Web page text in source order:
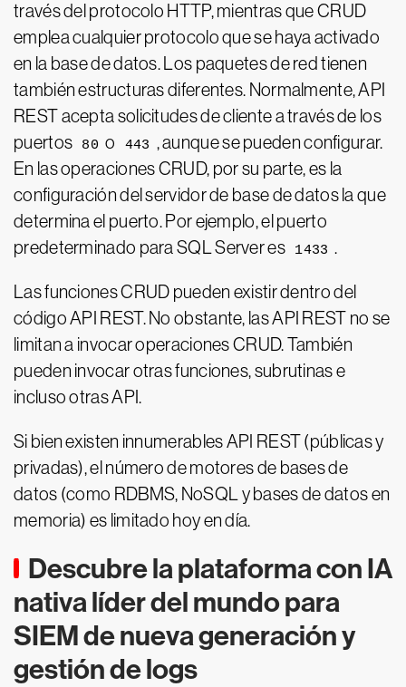
través del protocolo HTTP, mientras que CRUD
emplea cualquier protocolo que se haya activado
en la base de datos. Los paquetes de red tienen
también estructuras diferentes. Normalmente, API
REST acepta solicitudes de cliente a través de los
puertos
80 o 443 , aunque se pueden configurar.
En las operaciones CRUD, por su parte, es la
configuración del servidor de base de datos la que
determina el puerto. Por ejemplo, el puerto
predeterminado para SQL Server es
1433 .
Las funciones CRUD pueden existir dentro del
código API REST. No obstante, las API REST no se
limitan a invocar operaciones CRUD. También
pueden invocar otras funciones, subrutinas e
incluso otras API.
Si bien existen innumerables API REST (públicas y
privadas), el número de motores de bases de
datos (como RDBMS, NoSQL y bases de datos en
memoria) es limitado hoy en día.
Descubre la plataforma con IA
nativa líder del mundo para
SIEM de nueva generación y
gestión de logs